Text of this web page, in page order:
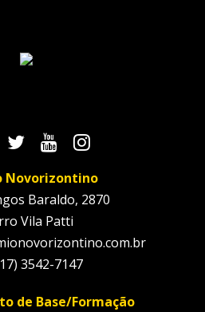
Novorizontino
Baraldo, 2870
Vila Patti
3542-7147
de Base/Formação